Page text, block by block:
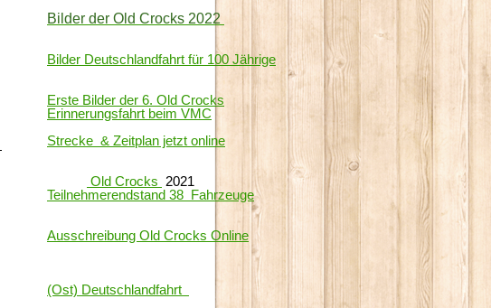
Bilder der Old Crocks 2022
Bilder Deutschlandfahrt für 100 Jährige
Erste Bilder der 6. Old Crocks
Erinnerungsfahrt beim VMC
Strecke & Zeitplan jetzt online
Old Crocks 2021
Teilnehmerendstand 38 Fahrzeuge
Ausschreibung Old Crocks Online
(Ost) Deutschlandfahrt